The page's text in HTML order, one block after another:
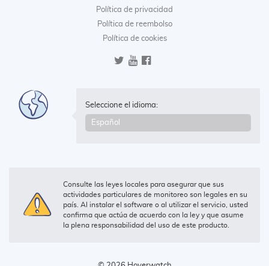
Política de privacidad
Política de reembolso
Política de cookies
Seleccione el idioma:
Consulte las leyes locales para asegurar que sus
actividades particulares de monitoreo son legales en su
país. Al instalar el software o al utilizar el servicio, usted
confirma que actúa de acuerdo con la ley y que asume
la plena responsabilidad del uso de este producto.